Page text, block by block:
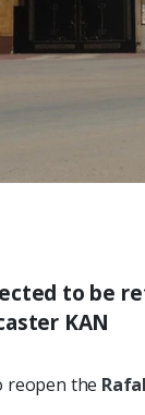
to be
KAN
reopen the